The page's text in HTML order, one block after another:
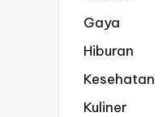
Gaya
Hiburan
Kesehatan
Kuliner